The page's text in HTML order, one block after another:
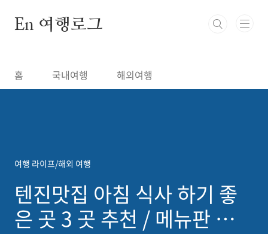
En 여행로그
홈 국내여행 해외여행
여행 라이프/해외 여행
텐진맛집 아침 식사 하기 좋
은 곳 3 곳 추천 / 메뉴판 지도